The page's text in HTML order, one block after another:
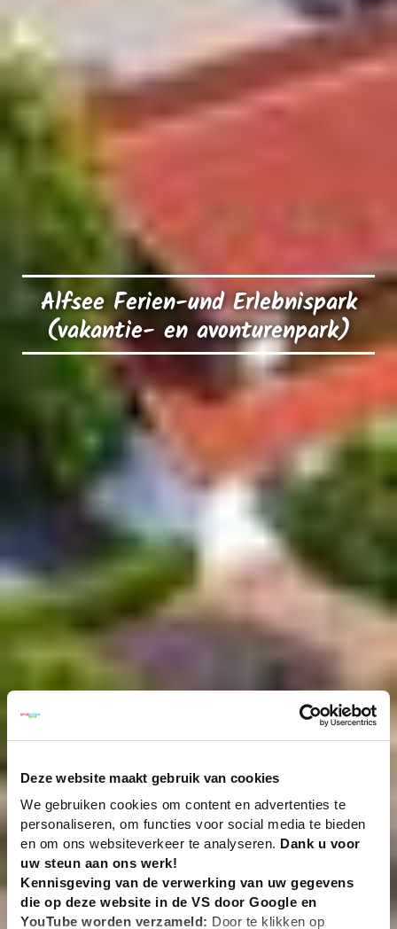
Deze website maakt gebruik van cookies
We gebruiken cookies om content en advertenties te
personaliseren, om functies voor social media te bieden
en om ons websiteverkeer te analyseren. Dank u voor
uw steun aan ons werk!
Kennisgeving van de verwerking van uw gegevens
die op deze website in de VS door Google en
YouTube worden verzameld: Door te klikken op
Alfsee Ferien-und Erlebnispark
(vakantie- en avonturenpark)